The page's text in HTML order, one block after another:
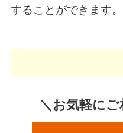
することができます。
＼お気軽に